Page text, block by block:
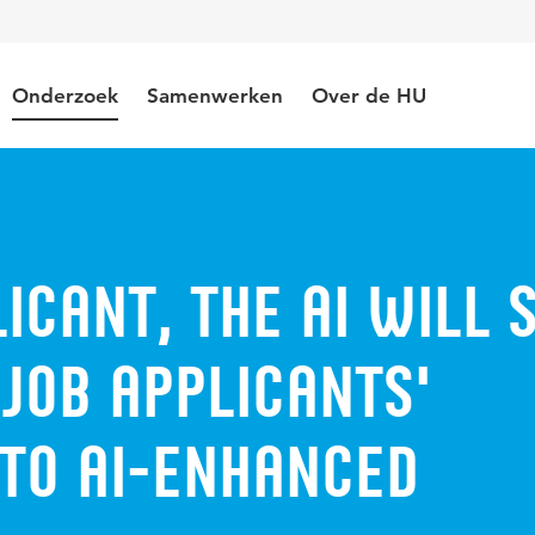
Onderzoek Samenwerken Over de HU
the AI will
applicants'
AI-enhanced